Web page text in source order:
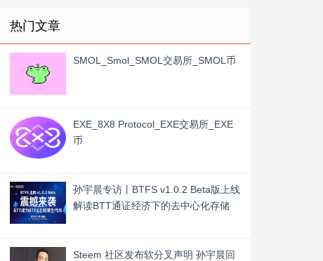
热门文章
SMOL_Smol_SMOL交易所_SMOL币
EXE_8X8 Protocol_EXE交易所_EXE
币
孙宇晨专访丨BTFS v1.0.2 Beta版上线
解读BTT通证经济下的去中心化存储
Steem 社区发布软分叉声明 孙宇晨回